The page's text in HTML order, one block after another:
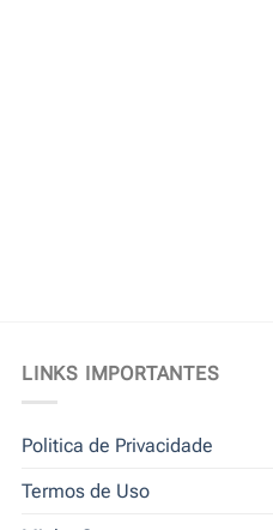
LINKS IMPORTANTES
Politica de Privacidade
Termos de Uso